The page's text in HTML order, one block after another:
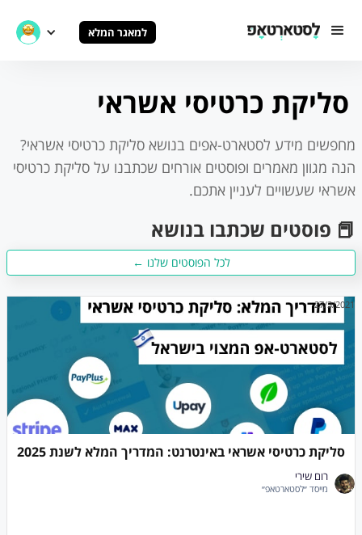
למאגר המלא
סליקת כרטיסי אשראי
מחפשים מידע לסטארט-אפים בנושא סליקת כרטיסי אשראי?
הנה מגוון מאמרים ופוסטים אורחים שכתבנו על סליקת כרטיסי
אשראי שעשויים לעניין אתכם.
📕 פוסטים שכתבו בנושא
לכל הפוסטים שלנו ←
סליקת כרטיסי אשראי באינטרנט: המדריך המלא לשנת 2025
רום שירי
מייסד ״לסטארטאפ״
27/3/2021